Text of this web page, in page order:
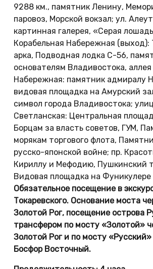
9288 км., памятник Ленину,
паровоз, Морской вокзал; ул.
картинная галерея, «Серая
Корабельная Набережная (выход):
арка, Подводная лодка С-56,
основателям Владивостока,
Набережная: памятник адмиралу
видовая площадка на Амурский
символ города Владивостока;
Светланская: Центральная
Борцам за власть советов, ГУМ,
морякам торгового флота,
русско-японской войне; пр.
Кириллу и Мефодию, Пушкинский
Видовая площадка на Фуникулере
Обязательное посещение в
Токаревского. Основание моста
Золотой Рог, посещение острова
трансфером по мосту «Золотой»
Золотой Рог и по мосту
Босфор Восточный.